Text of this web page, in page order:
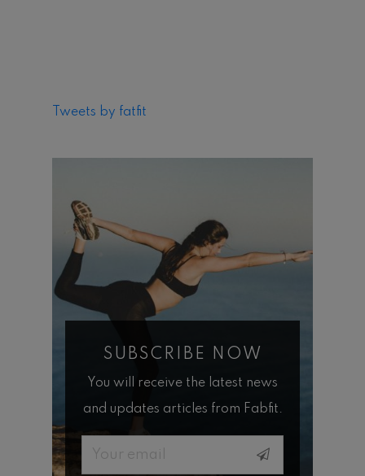
Tweets by fatfit
SUBSCRIBE NOW
You will receive the latest news
and updates articles from Fabfit.
Email